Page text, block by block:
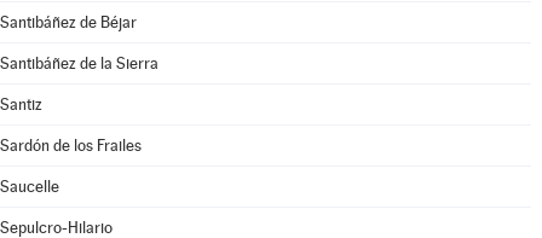
Santibáñez de Béjar
Santibáñez de la Sierra
Santiz
Sardón de los Frailes
Saucelle
Sepulcro-Hilario